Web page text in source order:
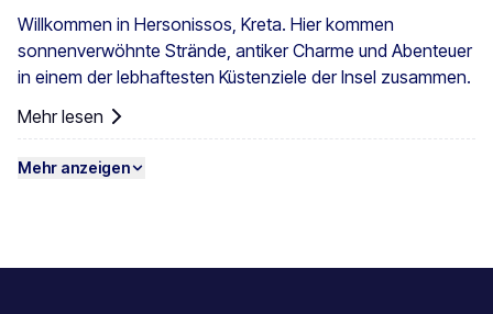
Willkommen in Hersonissos, Kreta. Hier kommen
sonnenverwöhnte Strände, antiker Charme und Abenteuer
in einem der lebhaftesten Küstenziele der Insel zusammen.
Mehr lesen
Mehr anzeigen